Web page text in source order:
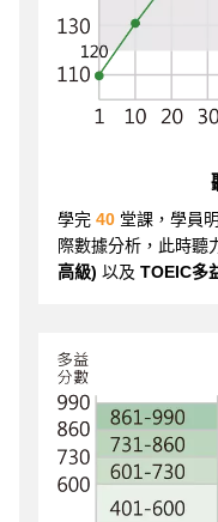
學完 40 堂課，學員
際數據分析，此時聽
高級) 以及 TOEIC多